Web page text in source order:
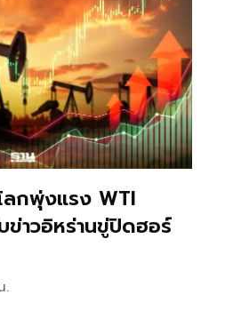
ลกพุ่งแรง WTI
ข่าวอิหร่านขู่ปิดฮอร์
.